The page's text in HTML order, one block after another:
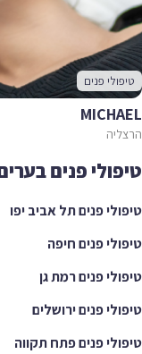
טיפולי פנים
MICHAEL
הרצליה
טיפולי פנים
טיפולי פנים תל אביב יפו
טיפולי פנים חיפה
טיפולי פנים רמת גן
טיפולי פנים ירושלים
טיפולי פנים פתח תקווה